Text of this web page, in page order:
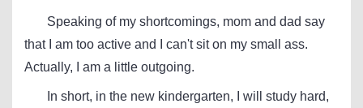
Speaking of my shortcomings, mom and dad say
that I am too active and I can't sit on my small ass.
Actually, I am a little outgoing.
In short, in the new kindergarten, I will study hard,